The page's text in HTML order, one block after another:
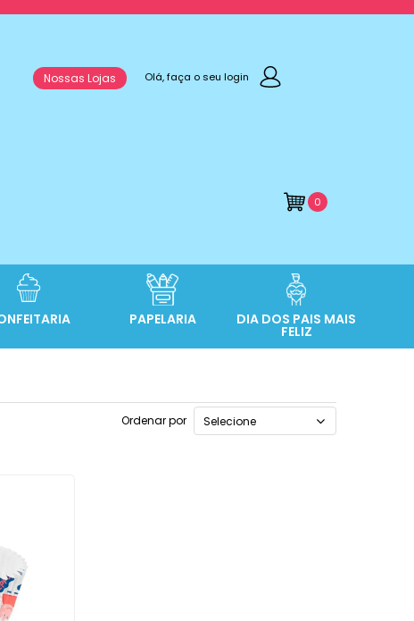
Nossas Lojas Olá, faça o seu login
0
PAPELARIA DIA DOS PAIS MAIS
FELIZ
Ordenar por Selecione